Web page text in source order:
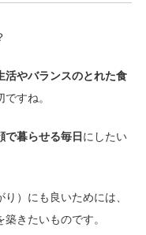
活やバランスのとれた食
すね。
で暮らせる毎日にしたい
）にも良いためには、
築きたいものです。